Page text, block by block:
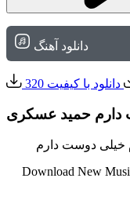
دانلود آهنگ
دانلود با کیفیت 320
دارم حمید عسکری
خیلی دوست دارم
Download New